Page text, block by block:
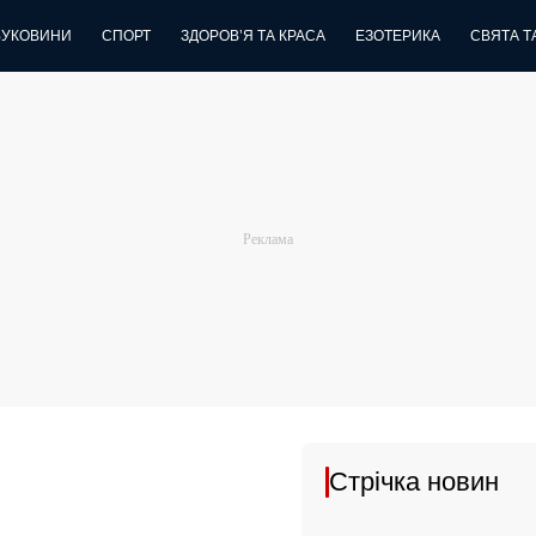
СПОРТ ЗДОРОВ’Я ТА КРАСА ЕЗОТЕРИКА СВЯТА
Стрічка новин